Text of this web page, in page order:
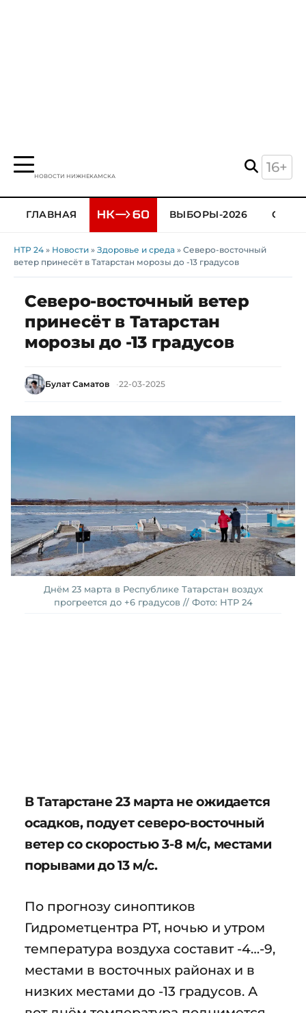
НОВОСТИ НИЖНЕКАМСКА
16+
ГЛАВНАЯ ВЫБОРЫ-2026
НТР 24 » Новости » Здоровье и среда » Северо-восточный
ветер принесёт в Татарстан морозы до -13 градусов
Северо-восточный ветер
принесёт в Татарстан
морозы до -13 градусов
Булат Саматов 22-03-2025
Днём 23 марта в Республике Татарстан воздух
прогреется до +6 градусов // Фото: НТР 24
В Татарстане 23 марта не ожидается
осадков, подует северо-восточный
ветер со скоростью 3-8 м/с, местами
порывами до 13 м/с.
По прогнозу синоптиков
Гидрометцентра РТ, ночью и утром
температура воздуха составит -4…-9,
местами в восточных районах и в
низких местами до -13 градусов. А